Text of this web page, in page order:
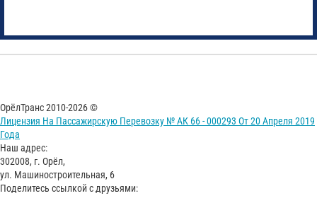
ОрёлТранс 2010-2026 ©
Лицензия На Пассажирскую Перевозку № АК 66 - 000293 От 20 Апреля 2019
Года
Наш адрес:
302008, г. Орёл,
ул. Машиностроительная, 6
Поделитесь ссылкой с друзьями: